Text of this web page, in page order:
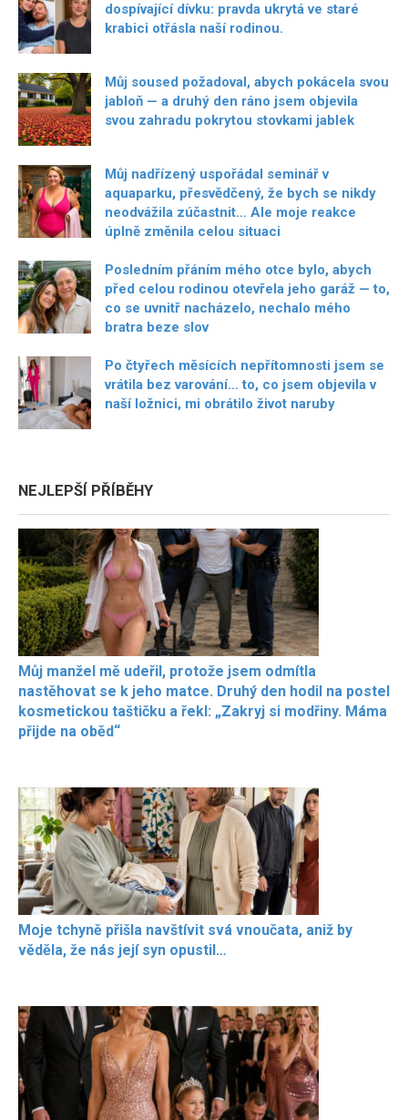
dospívající dívku: pravda ukrytá ve staré
krabici otřásla naší rodinou.
Můj soused požadoval, abych pokácela svou
jabloň — a druhý den ráno jsem objevila
svou zahradu pokrytou stovkami jablek
Můj nadřízený uspořádal seminář v
aquaparku, přesvědčený, že bych se nikdy
neodvážila zúčastnit… Ale moje reakce
úplně změnila celou situaci
Posledním přáním mého otce bylo, abych
před celou rodinou otevřela jeho garáž — to,
co se uvnitř nacházelo, nechalo mého
bratra beze slov
Po čtyřech měsících nepřítomnosti jsem se
vrátila bez varování… to, co jsem objevila v
naší ložnici, mi obrátilo život naruby
NEJLEPŠÍ PŘÍBĚHY
Můj manžel mě udeřil, protože jsem odmítla
nastěhovat se k jeho matce. Druhý den hodil na postel
kosmetickou taštičku a řekl: „Zakryj si modřiny. Máma
přijde na oběd“
Moje tchyně přišla navštívit svá vnoučata, aniž by
věděla, že nás její syn opustil…